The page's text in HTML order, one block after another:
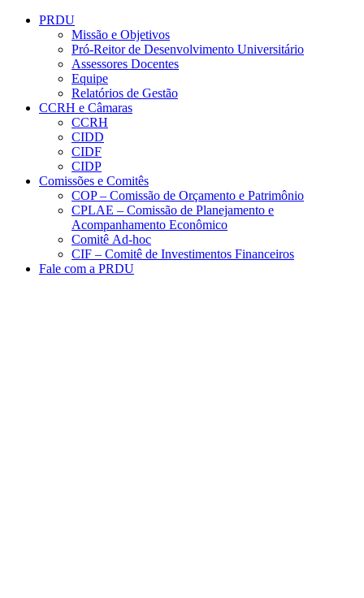
Conteúdo principal
PRDU
Missão e Objetivos
Pró-Reitor de Desenvolvimento Universitário
Assessores Docentes
Equipe
Relatórios de Gestão
CCRH e Câmaras
CCRH
CIDD
CIDF
CIDP
Comissões e Comitês
COP – Comissão de Orçamento e Patrimônio
CPLAE – Comissão de Planejamento e
Acompanhamento Econômico
Comitê Ad-hoc
CIF – Comitê de Investimentos Financeiros
Fale com a PRDU